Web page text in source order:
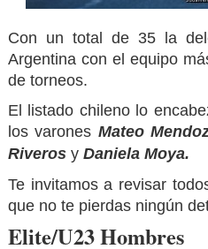
Con un total de 35 la
Argentina con el equipo
de torneos.
El listado chileno lo
los varones Mateo
Riveros y Daniela Moya.
Te invitamos a revisar
que no te pierdas ningún
Elite/U23 Hombres